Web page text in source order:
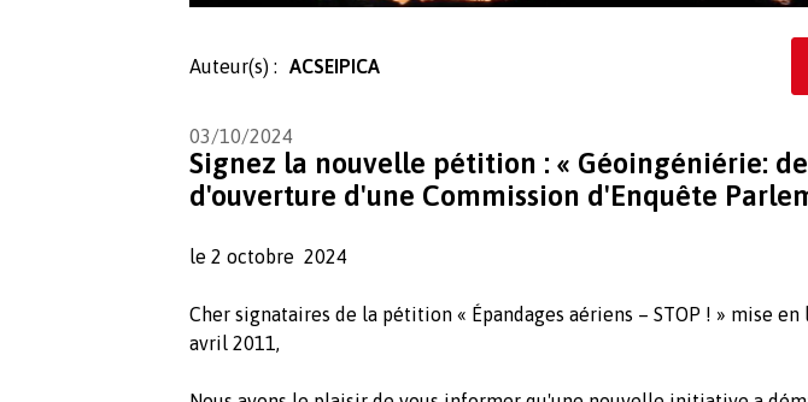
Auteur(s) : ACSEIPICA
03/10/2024
Signez la nouvelle pétition : « Géoingéniérie:
d'ouverture d'une Commission d'Enquête
le 2 octobre 2024
Cher signataires de la pétition « Épandages aériens – STOP ! » mise
avril 2011,